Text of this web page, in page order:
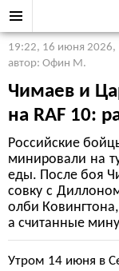
19:22, 16 июня 2026,
автор: Офин М.
Чимаев и
на RAF 10:
Российские
минировали на
еды. После боя
совку с
олби
а считанные
Утром 14 июня в